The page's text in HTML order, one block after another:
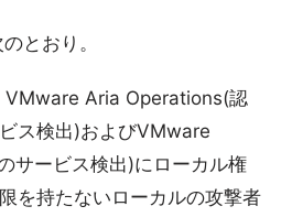
とおり。
VMware Aria Operations(認
ス検出)およびVMware
サービス検出)にローカル権
を持たないローカルの攻撃者